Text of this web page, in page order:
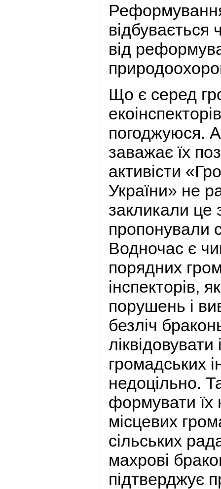
Реформування
від
Що є серед
погоджуюся.
заважає їх
активісти
України» не
закликали це
пропонували
Водночас є
порядних
інспекторів,
порушень і
безліч
ліквідовувати
громадських
недоцільно.
формувати їх
місцевих
сільських
махрові
підтверджує